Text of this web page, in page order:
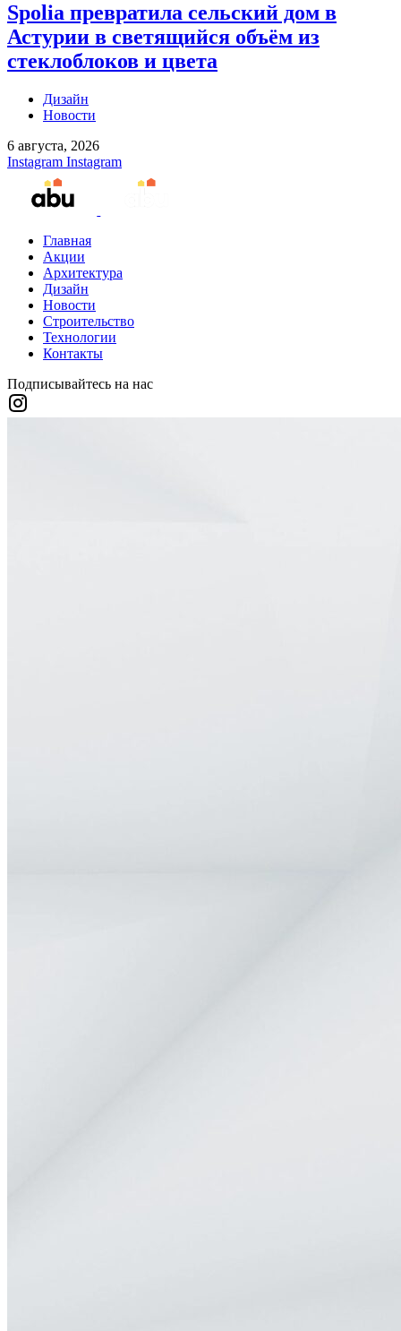
Spolia превратила сельский дом в
Астурии в светящийся объём из
стеклоблоков и цвета
Дизайн
Новости
6 августа, 2026
Instagram Instagram
Главная
Акции
Архитектура
Дизайн
Новости
Строительство
Технологии
Контакты
Подписывайтесь на нас